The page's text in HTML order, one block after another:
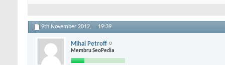
9th November 2012, 19:39
Mihai Petroff
Membru SeoPedia